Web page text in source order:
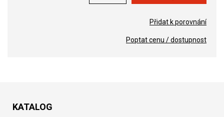
Přidat k porovnání
Poptat cenu / dostupnost
KATALOG